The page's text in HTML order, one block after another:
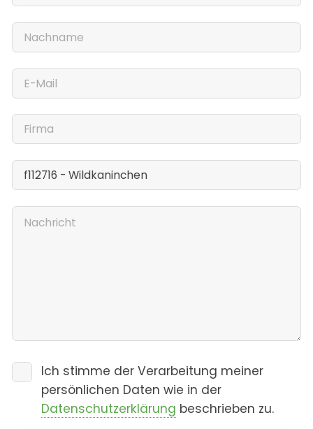
Ich stimme der Verarbeitung meiner
persönlichen Daten wie in der
Datenschutzerklärung beschrieben zu.